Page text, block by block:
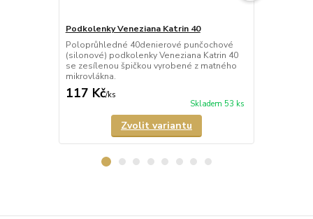
Podkolenky Veneziana Katrin 40
Poloprůhledné 40denierové punčochové
(silonové) podkolenky Veneziana Katrin 40
se zesílenou špičkou vyrobené z matného
mikrovlákna.
117 Kč/ks
Skladem 53 ks
Zvolit variantu